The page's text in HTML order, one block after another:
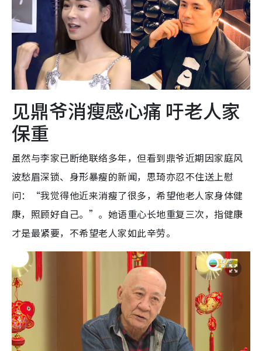
见鼎爷消瘦感心痛 吁老人家
保重
虽然与李家已断绝联络多年，但看到鼎爷近期因家庭风
波愁眉深锁、身形暴瘦的新闻，思琦亦忍不住送上慰
问：“我觉得他近来消瘦了很多，希望他老人家身体健
康，照顾好自己。”。她语重心长地重复三次，指健康
才是最紧要，不希望老人家如此辛劳。